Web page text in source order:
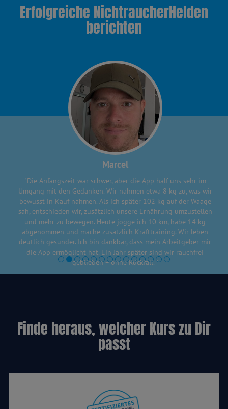
Erfolgreiche NichtraucherHelden
berichten
Marcel
"Die Anfangszeit war schwer, aber die App half uns sehr im
Umgang mit den Gedanken. Wir nahmen etwa 8 kg zu, was wir
bewusst in Kauf nahmen. Als ich später 102 kg auf der Waage
sah, entschieden wir, zusätzlich unsere Ernährung umzustellen
und mehr zu bewegen. Heute jogge ich 10 km, habe 14 kg
abgenommen und mache zusätzlich Krafttraining. Wir leben
deutlich gesünder. Ich bin dankbar, dass mein Arbeitgeber mir
die App ermöglicht hat. Ein Jahr später sind wir rauchfrei
geblieben – ohne Rückfall. "
Finde heraus, welcher Kurs zu Dir
passt